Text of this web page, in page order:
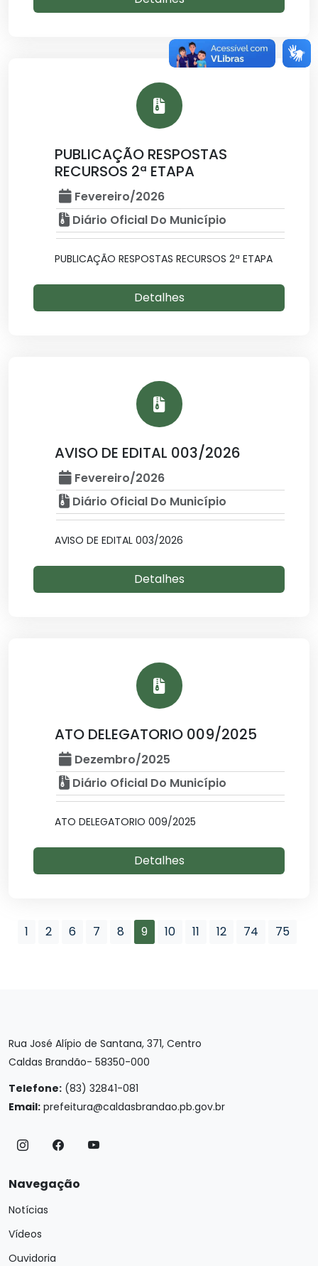
PUBLICAÇÃO RESPOSTAS
RECURSOS 2ª ETAPA
Fevereiro/2026
Diário Oficial Do Município
PUBLICAÇÃO RESPOSTAS RECURSOS 2ª ETAPA
Detalhes
AVISO DE EDITAL 003/2026
Fevereiro/2026
Diário Oficial Do Município
AVISO DE EDITAL 003/2026
Detalhes
ATO DELEGATORIO 009/2025
Dezembro/2025
Diário Oficial Do Município
ATO DELEGATORIO 009/2025
Detalhes
1 2 6 7 8 9 10 11 12 74 75
Rua José Alípio de Santana, 371, Centro
Caldas Brandão- 58350-000
Telefone: (83) 32841-081
Email: prefeitura@caldasbrandao.pb.gov.br
Navegação
Notícias
Vídeos
Ouvidoria